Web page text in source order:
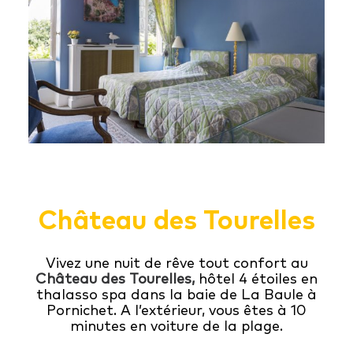
Château des Tourelles
Vivez une nuit de rêve tout confort au
Château des Tourelles, hôtel 4 étoiles en
thalasso spa dans la baie de La Baule à
Pornichet. A l’extérieur, vous êtes à 10
minutes en voiture de la plage.